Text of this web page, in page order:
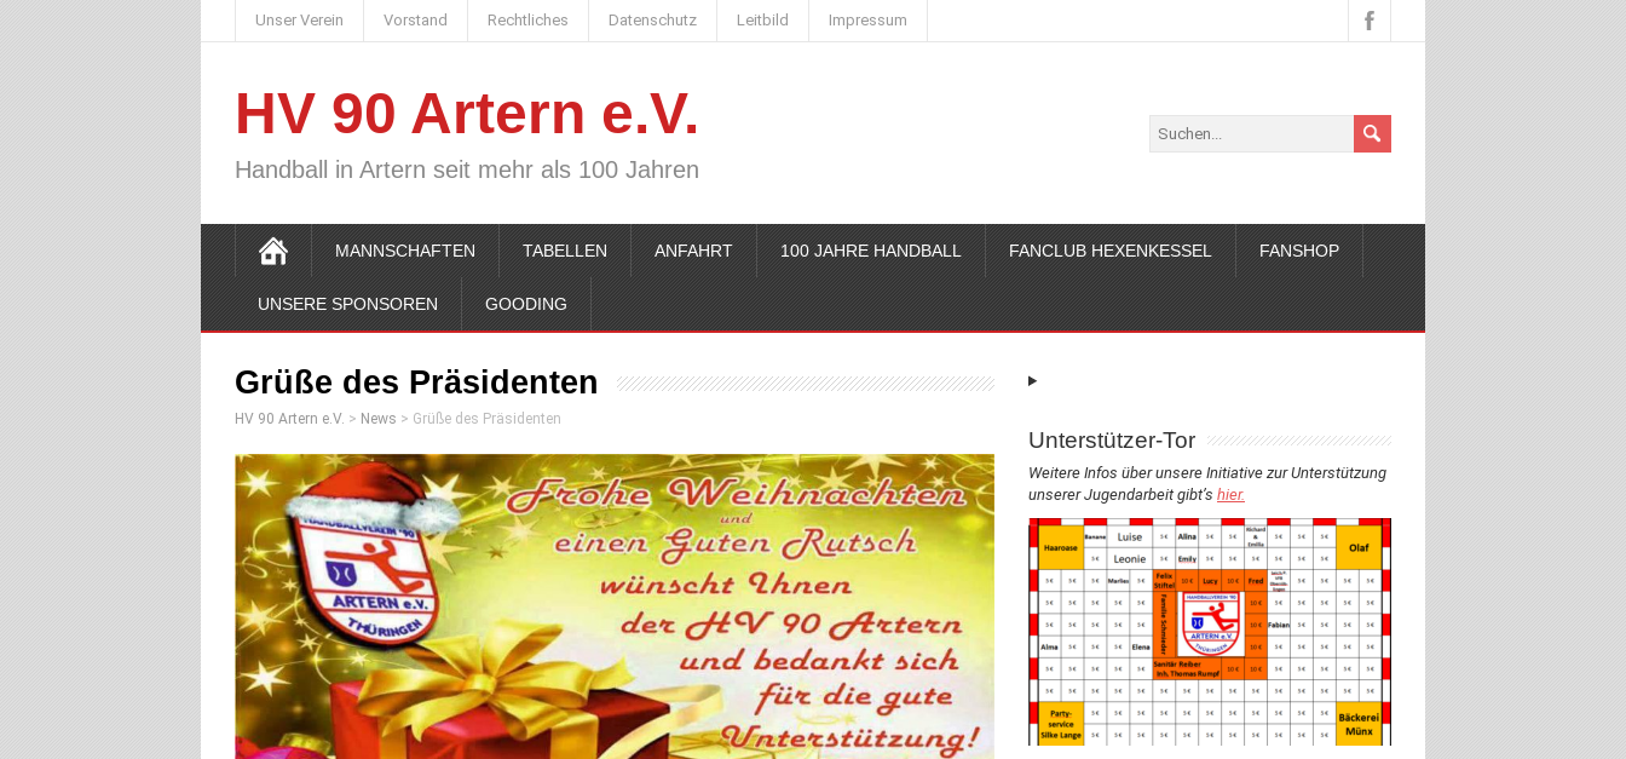
Unser Verein Vorstand Rechtliches Datenschutz Leitbild Impressum
HV 90 Artern e.V.
Handball in Artern seit mehr als 100 Jahren
MANNSCHAFTEN TABELLEN ANFAHRT 100 JAHRE HANDBALL FANCLUB HEXENKESSEL FANSHOP
UNSERE SPONSOREN GOODING
Grüße des Präsidenten
HV 90 Artern e.V. > News > Grüße des Präsidenten
Unterstützer-Tor
Weitere Infos über unsere Initiative zur Unterstützung
unserer Jugendarbeit gibt’s hier.